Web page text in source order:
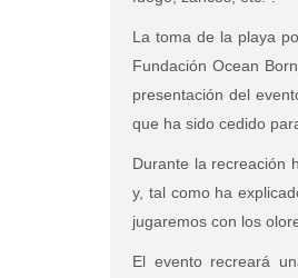
La toma de la playa
Fundación Ocean
presentación del
que ha sido cedido
Durante la recreación
y, tal como ha
jugaremos con los
El evento recreará